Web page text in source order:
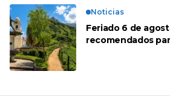
Noticias
Feriado 6 de
recomendados